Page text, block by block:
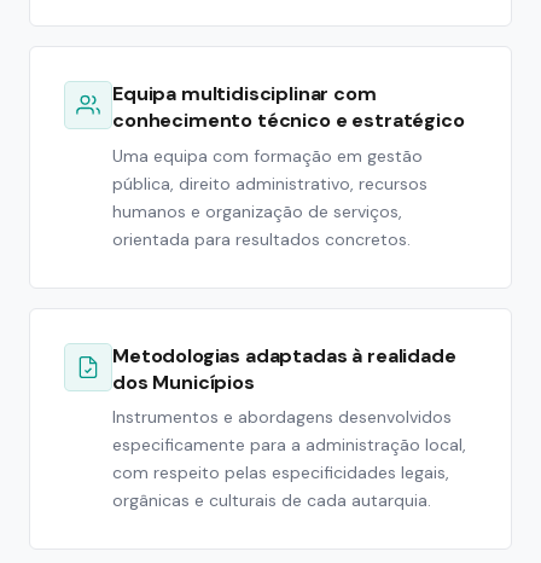
Equipa multidisciplinar com
conhecimento técnico e estratégico
Uma equipa com formação em gestão
pública, direito administrativo, recursos
humanos e organização de serviços,
orientada para resultados concretos.
Metodologias adaptadas à realidade
dos Municípios
Instrumentos e abordagens desenvolvidos
especificamente para a administração local,
com respeito pelas especificidades legais,
orgânicas e culturais de cada autarquia.